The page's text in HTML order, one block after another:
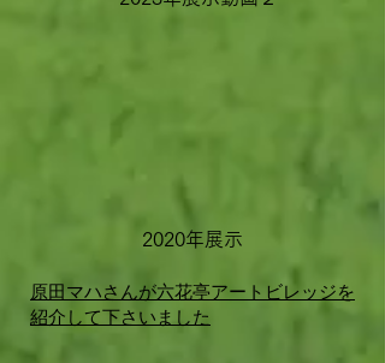
2020年展示
原田マハさんが六花亭アートビレッジを
紹介して下さいました